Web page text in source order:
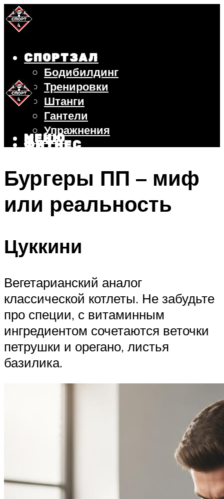
СПОРТЗАЛ
Бодибилдинг
Тренировки
Штанги
Гантели
Упражнения
ФИТНЕС
ВЕЛОСИПЕД
ПОХУДЕНИЕ
МЕНЮ
МЕНЮ
Бургеры ПП – миф
или реальность
Цуккини
Вегетарианский аналог
классической котлеты. Не забудьте
про специи, с витаминным
ингредиентом сочетаются веточки
петрушки и орегано, листья
базилика.